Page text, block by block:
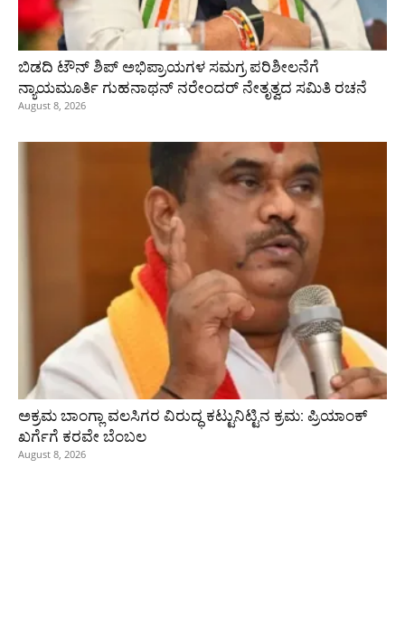
ಬಿಡದಿ ಟೌನ್ ಶಿಪ್ ಅಭಿಪ್ರಾಯಗಳ ಸಮಗ್ರ ಪರಿಶೀಲನೆಗೆ
ನ್ಯಾಯಮೂರ್ತಿ ಗುಹನಾಥನ್ ನರೇಂದರ್ ನೇತೃತ್ವದ ಸಮಿತಿ ರಚನೆ
August 8, 2026
ಅಕ್ರಮ ಬಾಂಗ್ಲಾ ವಲಸಿಗರ ವಿರುದ್ಧ ಕಟ್ಟುನಿಟ್ಟಿನ ಕ್ರಮ: ಪ್ರಿಯಾಂಕ್
ಖರ್ಗೆಗೆ ಕರವೇ ಬೆಂಬಲ
August 8, 2026